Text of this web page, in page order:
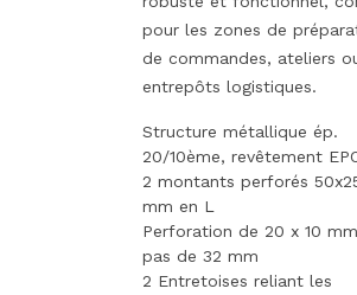
pour les zones de
de commandes, ateliers
entrepôts logistiques.
Structure métallique ép.
20/10ème, revêtement
2 montants perforés
mm en L
Perforation de 20 x 10
pas de 32 mm
2 Entretoises reliant les